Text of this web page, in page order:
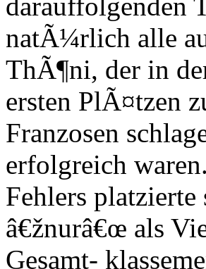
darauffolgenden
natÃ¼rlich alle
ThÃ¶ni, der in
ersten PlÃ¤tzen
Franzosen
erfolgreich
Fehlers
â€žnurâ€œ als
Gesamt-